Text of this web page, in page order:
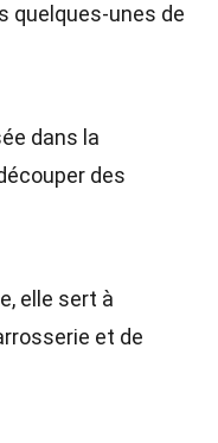
quelques-unes de
dans la
des
elle sert à
et de